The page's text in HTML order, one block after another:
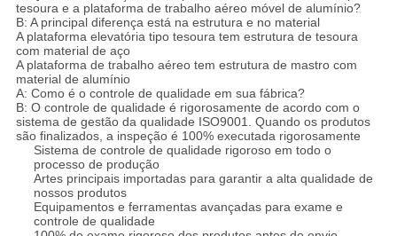
tesoura e a plataforma de trabalho aéreo móvel de alumínio?
B: A principal diferença está na estrutura e no material
A plataforma elevatória tipo tesoura tem estrutura de tesoura
com material de aço
A plataforma de trabalho aéreo tem estrutura de mastro com
material de alumínio
A: Como é o controle de qualidade em sua fábrica?
B: O controle de qualidade é rigorosamente de acordo com o
sistema de gestão da qualidade ISO9001. Quando os produtos
são finalizados, a inspeção é 100% executada rigorosamente
Sistema de controle de qualidade rigoroso em todo o
processo de produção
Artes principais importadas para garantir a alta qualidade de
nossos produtos
Equipamentos e ferramentas avançadas para exame e
controle de qualidade